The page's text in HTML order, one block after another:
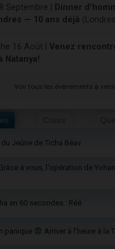
Septembre |
Dinner
— 10 ans déjà
16 Août | Venez
Natanya!
Voir tous les événements à venir
Jeûne de Ticha Béav
à vous, l'opération de
en 60 secondes : Réé
panique 😨 Arriver à l'heure à la